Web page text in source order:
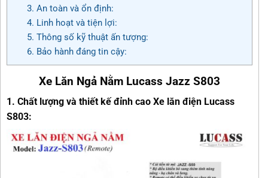
3. An toàn và ổn định:
4. Linh hoạt và tiện lợi:
5. Thông số kỹ thuật ấn tượng:
6. Bảo hành đáng tin cậy:
Xe Lăn Ngả Nằm Lucass Jazz S803
1. Chất lượng và thiết kế đỉnh cao Xe lăn điện Lucass
S803: